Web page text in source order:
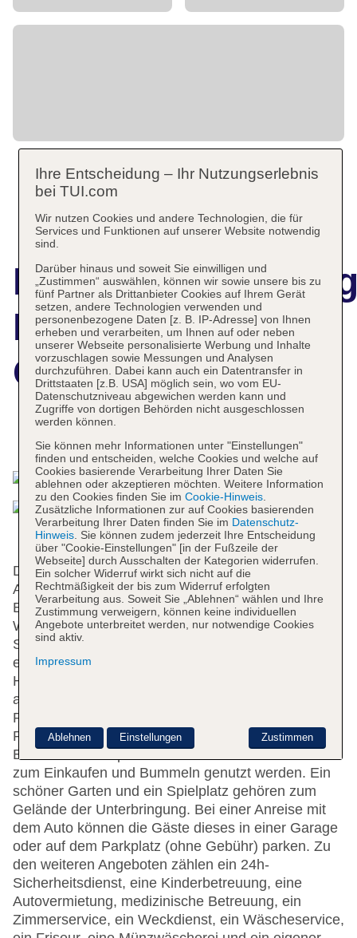
Hyatt Regency
Oryx Doha
Das bietet Ihre Unterkunft
Das Hotel bietet 400 Zimmer und verfügt über einen
Aufzug. Die Rezeption ist rund um die Uhr besetzt.
Eine Gepäckaufbewahrung, ein Safe, eine
Wechselstube und ein Geldautomat stehen als
Serviceleistungen zur Verfügung. Per WLAN
erhalten die Gäste Zugang zum Internet.
Hilfestellung bei der Buchung von Ausflügen wird
am Tourdesk geboten. Das Haus verfügt über eine
Reihe von behindertengerechten Einrichtungen.
Rollstuhlgerechte Einrichtungen sind vorhanden.
Ein Souvenirshop und andere Geschäfte können
zum Einkaufen und Bummeln genutzt werden. Ein
schöner Garten und ein Spielplatz gehören zum
Gelände der Unterbringung. Bei einer Anreise mit
dem Auto können die Gäste dieses in einer Garage
oder auf dem Parkplatz (ohne Gebühr) parken. Zu
den weiteren Angeboten zählen ein 24h-
Sicherheitsdienst, eine Kinderbetreuung, eine
Autovermietung, medizinische Betreuung, ein
Zimmerservice, ein Weckdienst, ein Wäscheservice,
Ihre Entscheidung – Ihr Nutzungserlebnis
bei TUI.com
Wir nutzen Cookies und andere Technologien, die für
Services und Funktionen auf unserer Website notwendig
sind.
Darüber hinaus und soweit Sie einwilligen und
„Zustimmen“ auswählen, können wir sowie unsere bis zu
fünf Partner als Drittanbieter Cookies auf Ihrem Gerät
setzen, andere Technologien verwenden und
personenbezogene Daten [z. B. IP-Adresse] von Ihnen
erheben und verarbeiten, um Ihnen auf oder neben
unserer Webseite personalisierte Werbung und Inhalte
vorzuschlagen sowie Messungen und Analysen
durchzuführen. Dabei kann auch ein Datentransfer in
Drittstaaten [z.B. USA] möglich sein, wo vom EU-
Datenschutzniveau abgewichen werden kann und
Zugriffe von dortigen Behörden nicht ausgeschlossen
werden können.
Sie können mehr Informationen unter "Einstellungen"
finden und entscheiden, welche Cookies und welche auf
Cookies basierende Verarbeitung Ihrer Daten Sie
ablehnen oder akzeptieren möchten. Weitere Information
zu den Cookies finden Sie im Cookie-Hinweis.
Zusätzliche Informationen zur auf Cookies basierenden
Verarbeitung Ihrer Daten finden Sie im Datenschutz-
Hinweis. Sie können zudem jederzeit Ihre Entscheidung
über "Cookie-Einstellungen" [in der Fußzeile der
Webseite] durch Ausschalten der Kategorien widerrufen.
Ein solcher Widerruf wirkt sich nicht auf die
Rechtmäßigkeit der bis zum Widerruf erfolgten
Verarbeitung aus. Soweit Sie „Ablehnen“ wählen und Ihre
Zustimmung verweigern, können keine individuellen
Angebote unterbreitet werden, nur notwendige Cookies
sind aktiv.
Impressum
Zustimmen
Ablehnen Einstellungen